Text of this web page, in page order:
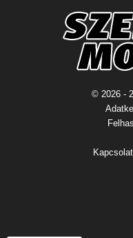
© 2026 -